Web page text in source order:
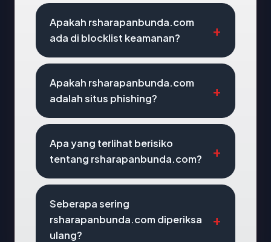
Apakah rsharapanbunda.com
ada di blocklist keamanan?
Apakah rsharapanbunda.com
adalah situs phishing?
Apa yang terlihat berisiko
tentang rsharapanbunda.com?
Seberapa sering
rsharapanbunda.com diperiksa
ulang?